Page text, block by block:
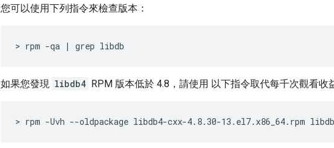
您可以使用下列指令來檢查版本：
> rpm -qa | grep libdb
如果您發現 libdb4 RPM 版本低於 4.8，請使用 以下指令取代每千次觀看收
> rpm -Uvh --oldpackage libdb4-cxx-4.8.30-13.el7.x86_64.rpm